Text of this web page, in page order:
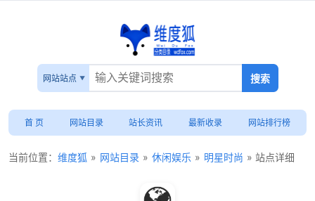
网站站点
首 页 网站目录 站长资讯 最新收录 网站排行榜
当前位置： 维度狐 » 网站目录 » 休闲娱乐 » 明星时尚 » 站点详细